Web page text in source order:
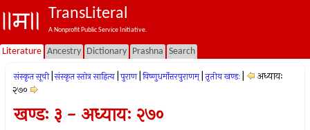
TransLiteral
A Nonprofit Public Service Initiative.
Literature Ancestry Dictionary Prashna Search
संस्कृत सूची संस्कृत स्तोत्र साहित्य पुराण विष्णुधर्मोत्तरपुराणम् तृतीय खण्डः
अध्यायः
२७०
खण्डः ३ - अध्यायः २७०